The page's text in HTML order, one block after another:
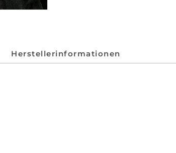
Herstellerinformationen